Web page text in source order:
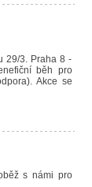
29/3. Praha 8 -
běh pro
Akce se
s námi pro